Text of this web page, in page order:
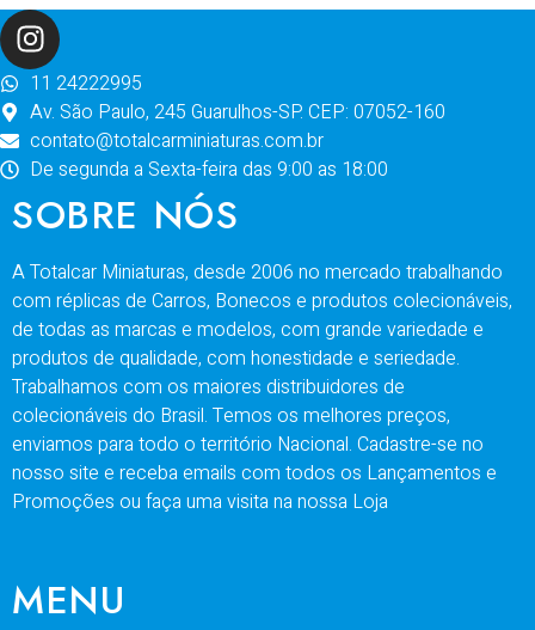
11 24222995
Av. São Paulo, 245 Guarulhos-SP. CEP: 07052-160
contato@totalcarminiaturas.com.br
De segunda a Sexta-feira das 9:00 as 18:00
SOBRE NÓS
A Totalcar Miniaturas, desde 2006 no mercado trabalhando
com réplicas de Carros, Bonecos e produtos colecionáveis,
de todas as marcas e modelos, com grande variedade e
produtos de qualidade, com honestidade e seriedade.
Trabalhamos com os maiores distribuidores de
colecionáveis do Brasil. Temos os melhores preços,
enviamos para todo o território Nacional. Cadastre-se no
nosso site e receba emails com todos os Lançamentos e
Promoções ou faça uma visita na nossa Loja
MENU